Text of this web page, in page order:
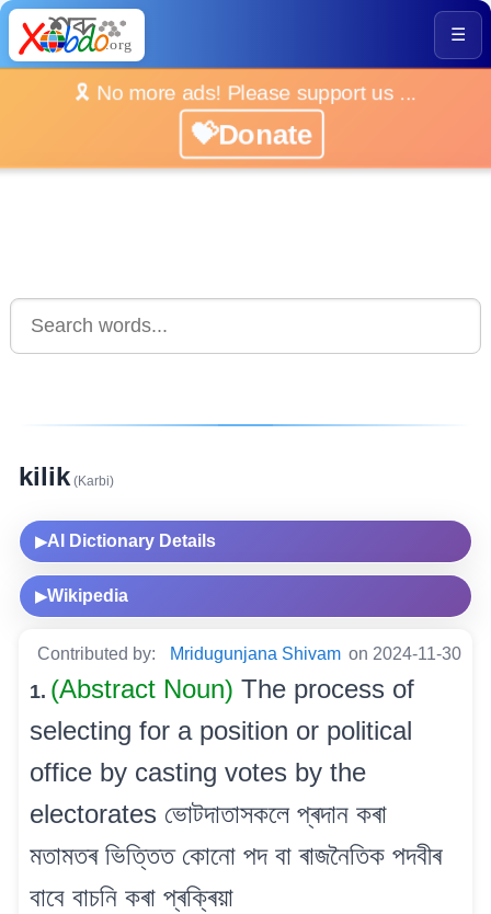
☰
🎗️ No more ads! Please support us ...
💝Donate
kilik(Karbi)
▶AI Dictionary Details
▶Wikipedia
Contributed by: Mridugunjana Shivam on 2024-11-30
1. (Abstract Noun) The process of
selecting for a position or political
office by casting votes by the
electorates ভোটদাতাসকলে প্ৰদান কৰা
মতামতৰ ভিত্তিত কোনো পদ বা ৰাজনৈতিক পদবীৰ
বাবে বাচনি কৰা প্ৰক্ৰিয়া